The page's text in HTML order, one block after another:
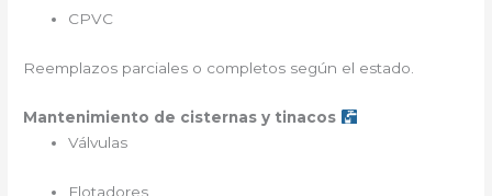
CPVC
Reemplazos parciales o completos según el estado.
Mantenimiento de cisternas y tinacos
Válvulas
Flotadores